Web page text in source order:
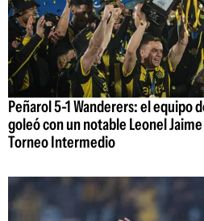
Peñarol 5-1 Wanderers: el equipo
goleó con un notable Leonel
Torneo Intermedio